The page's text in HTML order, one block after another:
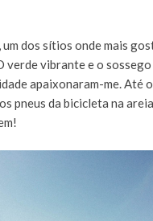
dos sítios onde mais
verde vibrante e o
apaixonaram-me. Até o
pneus da bicicleta na